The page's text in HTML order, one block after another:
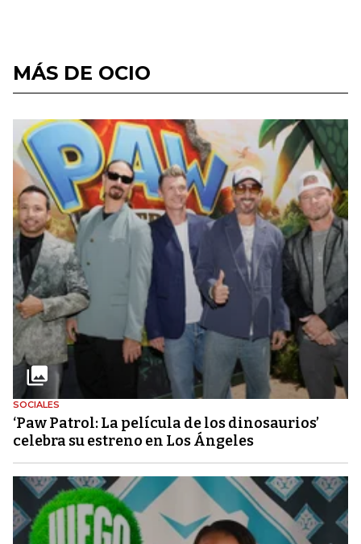
MÁS DE OCIO
SOCIALES
‘Paw Patrol: La película de los dinosaurios’
celebra su estreno en Los Ángeles